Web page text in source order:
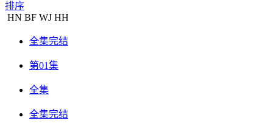
排序
HN BF WJ HH
全集完结
第01集
全集
全集完结